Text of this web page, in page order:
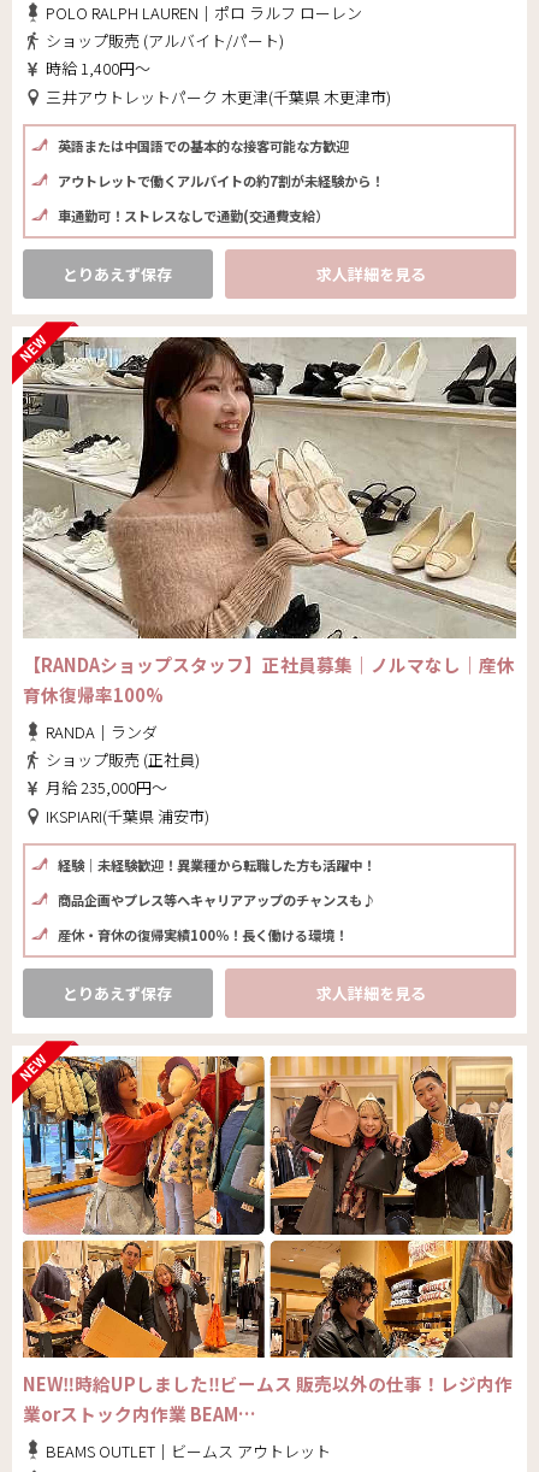
POLO RALPH LAUREN｜ポロ ラルフ ローレン
ショップ販売 (アルバイト/パート)
時給 1,400円～
三井アウトレットパーク 木更津(千葉県 木更津市)
英語または中国語での基本的な接客可能な方歓迎
アウトレットで働くアルバイトの約7割が未経験から！
車通勤可！ストレスなしで通勤(交通費支給）
とりあえず保存 求人詳細を見る
【RANDAショップスタッフ】正社員募集｜ノルマなし｜産休
育休復帰率100%
RANDA｜ランダ
ショップ販売 (正社員)
月給 235,000円～
IKSPIARI(千葉県 浦安市)
経験｜未経験歓迎！異業種から転職した方も活躍中！
商品企画やプレス等へキャリアアップのチャンスも♪
産休・育休の復帰実績100％！長く働ける環境！
とりあえず保存 求人詳細を見る
NEW‼時給UPしました‼ビームス 販売以外の仕事！レジ内作
業orストック内作業 BEAM…
BEAMS OUTLET｜ビームス アウトレット